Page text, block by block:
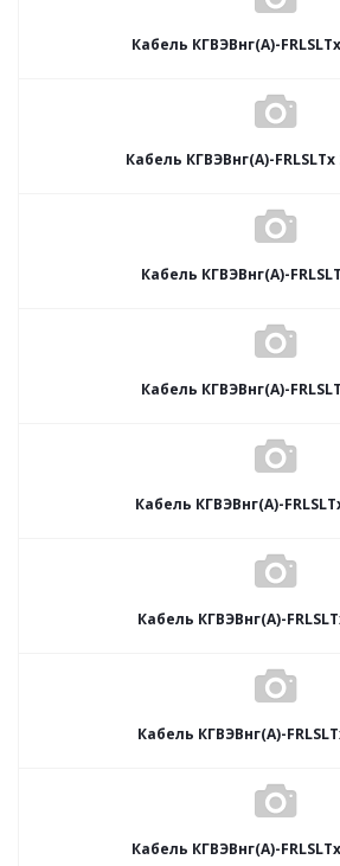
Кабель КГВЭВнг(А)-
Кабель КГВЭВнг(А)-FRLSLTx
Кабель КГВЭВнг(А)-
Кабель КГВЭВнг(А)-
Кабель КГВЭВнг(А)-
Кабель КГВЭВнг(А)-
Кабель КГВЭВнг(А)-
Кабель КГВЭВнг(А)-